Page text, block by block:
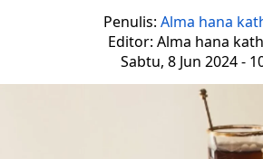
Penulis: Alma hana
Editor: Alma hana
Sabtu, 8 Jun 2024 -